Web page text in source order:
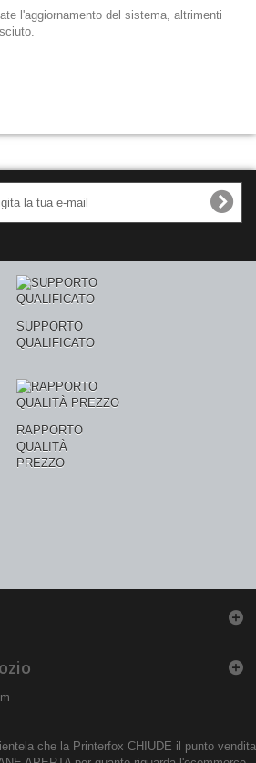
l'aggiornamento del sistema, altrimenti
SUPPORTO
QUALIFICATO
RAPPORTO
QUALITÀ
PREZZO
che la Printerfox CHIUDE il punto vendita